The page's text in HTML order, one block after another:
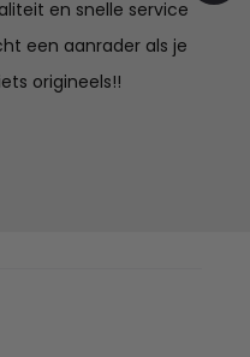
en snelle service
een aanrader als je
origineels!!